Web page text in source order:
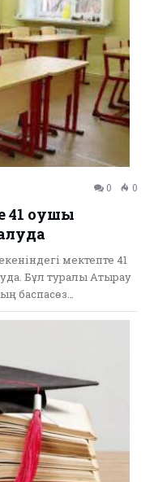
0 0
оқушы
мектепте 41
Бұл туралы Атырау
баспасөз…